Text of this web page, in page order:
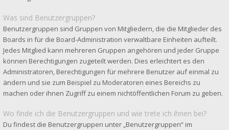
Was sind Benutzergruppen?
Benutzergruppen sind Gruppen von Mitgliedern, die die Mitglieder des
Boards in für die Board-Administration verwaltbare Einheiten aufteilt.
Jedes Mitglied kann mehreren Gruppen angehören und jeder Gruppe
können Berechtigungen zugeteilt werden. Dies erleichtert es den
Administratoren, Berechtigungen für mehrere Benutzer auf einmal zu
ändern und sie zum Beispiel zu Moderatoren eines Bereichs zu
machen oder ihnen Zugriff zu einem nichtöffentlichen Forum zu geben.
Wo finde ich die Benutzergruppen und wie trete ich ihnen bei?
Du findest die Benutzergruppen unter „Benutzergruppen“ im